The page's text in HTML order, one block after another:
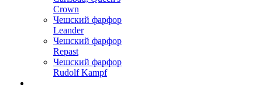
Crown
Чешский фарфор
Leander
Чешский фарфор
Repast
Чешский фарфор
Rudolf Kampf